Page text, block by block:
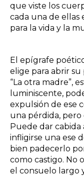
que viste los
cada una de ellas
para la vida y la
El epígrafe
elige para abrir su
“La otra madre”,
luminiscente,
expulsión de ese
una pérdida, pero
Puede dar cabida
infligirse una ese
bien padecerlo
como castigo. No
el consuelo largo